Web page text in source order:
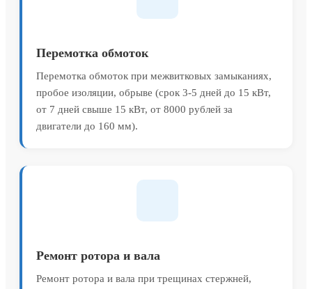
Перемотка обмоток
Перемотка обмоток при межвитковых замыканиях,
пробое изоляции, обрыве (срок 3-5 дней до 15 кВт,
от 7 дней свыше 15 кВт, от 8000 рублей за
двигатели до 160 мм).
Ремонт ротора и вала
Ремонт ротора и вала при трещинах стержней,